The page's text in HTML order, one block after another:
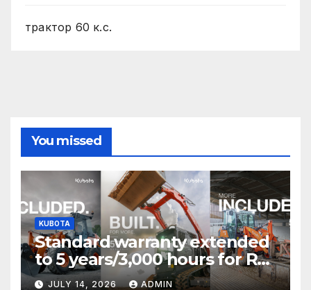
трактор 60 к.с.
You missed
KUBOTA
Standard warranty extended
to 5 years/3,000 hours for R0
Series and SVL75-3 T&Cs
JULY 14, 2026 ADMIN